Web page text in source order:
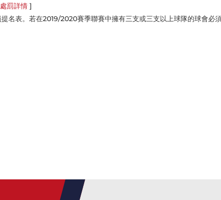
處罰詳情 ]
名表。若在2019/2020賽季聯賽中擁有三支或三支以上球隊的球會必